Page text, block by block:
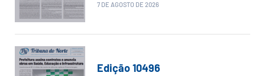
7 DE AGOSTO DE 2026
Edição 10496